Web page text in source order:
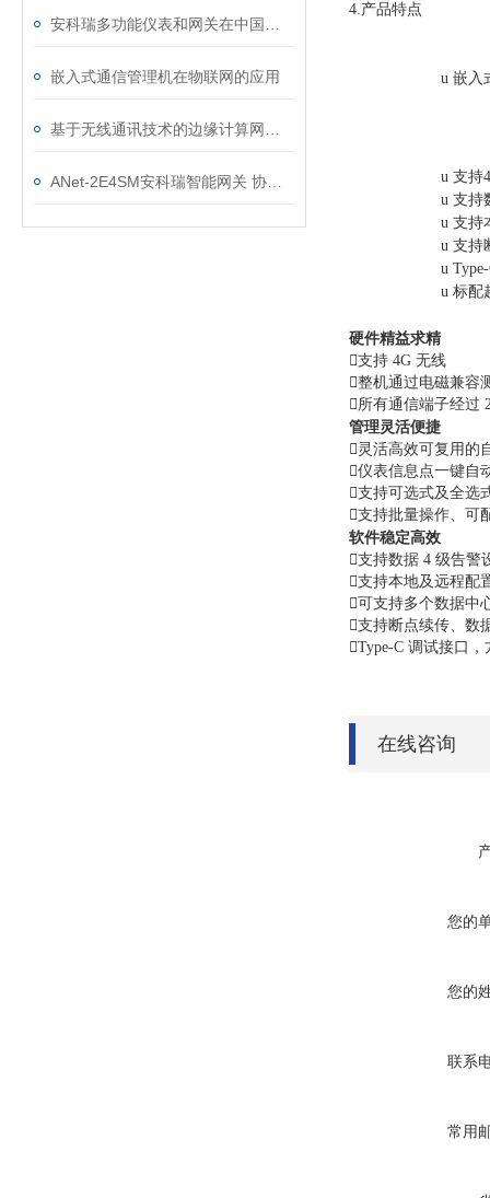
嵌入式通信管理机在物联网的应用
4.产品特点
u 嵌入
u 支持
u 支持
u 支持
u 支持
u
u 标配
硬件精益求精
支持 4G 无线
整机通过电磁兼容
所有通信端子经过
管理灵活便捷
 灵活高效可复用的
仪表信息点一键自
支持可选式及全选
支持批量操作、可
软件稳定高效
支持数据 4 级告警
支持本地及远程配
可支持多个数据中
支持断点续传、数
Type-C 调试接口，
在线咨询
您的
您的
联系
常用